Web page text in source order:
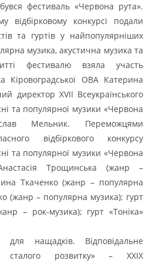
фестиваль «Червона рута».
відбірковому конкурсі подали
та гуртів у найпопулярніших
музика, акустична музика та
фестивалю взяла участь
Кіровоградської ОВА Катерина
директор ХVIІ Всеукраїнського
та популярної музики «Червона
Мельник. Переможцями
відбіркового конкурсу
та популярної музики «Червона
Трощинська (жанр –
Ткаченко (жанр – популярна
(жанр – популярна музика); гурт
– рок-музика); гурт «Тоніка»
нащадків. Відповідальне
сталого розвитку» – XXIX